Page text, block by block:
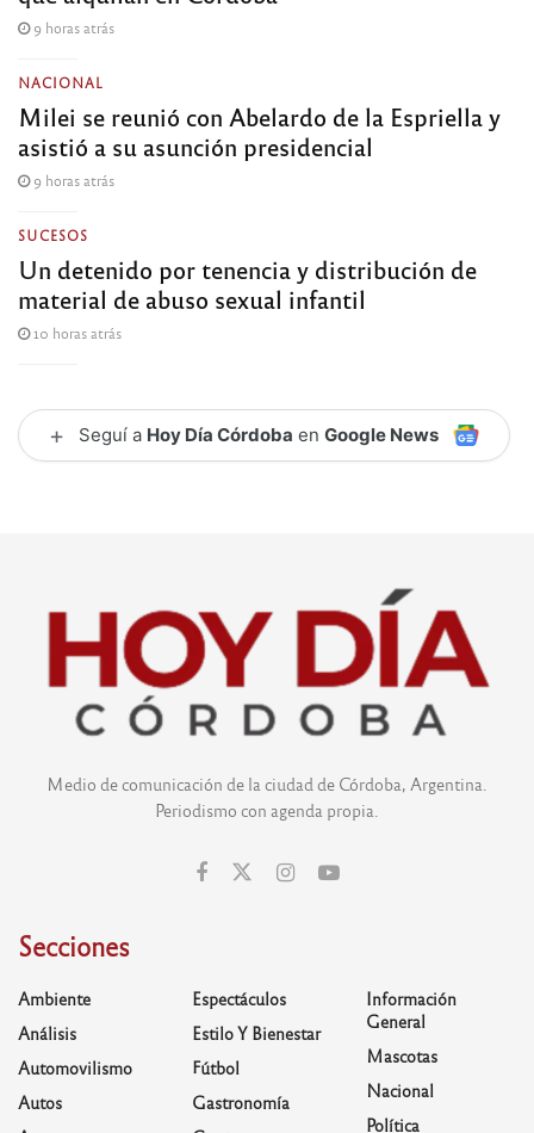
9 horas atrás
NACIONAL
Milei se reunió con Abelardo de la Espriella y
asistió a su asunción presidencial
9 horas atrás
SUCESOS
Un detenido por tenencia y distribución de
material de abuso sexual infantil
10 horas atrás
+ Seguí a Hoy Día Córdoba en Google News
Medio de comunicación de la ciudad de Córdoba, Argentina.
Periodismo con agenda propia.
Secciones
Ambiente
Análisis
Automovilismo
Autos
Espectáculos
Estilo Y Bienestar
Fútbol
Gastronomía
Información
General
Mascotas
Nacional
Política